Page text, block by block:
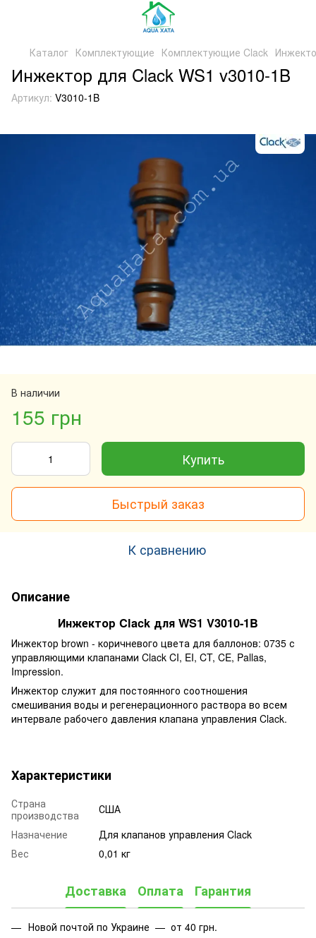
Каталог Комплектующие Комплектующие Clack
Инжектор для Clack WS1 v3010-1B
Артикул: V3010-1B
В наличии
155 грн
Купить
Быстрый заказ
К сравнению
Описание
Инжектор Clack для WS1 V3010-1B
Инжектор brown - коричневого цвета для баллонов: 0735 с
управляющими клапанами Clack CI, EI, CT, CE, Pallas,
Impression.
Инжектор служит для постоянного соотношения
смешивания воды и регенерационного раствора во всем
интервале рабочего давления клапана управления Clack.
Характеристики
Страна
производства
США
Назначение
Для клапанов управления Clack
Вес
0,01 кг
Доставка Оплата Гарантия
Новой почтой по Украине — от 40 грн.